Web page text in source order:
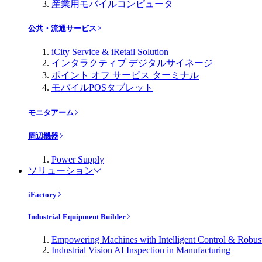
産業用モバイルコンピュータ
公共・流通サービス
iCity Service & iRetail Solution
インタラクティブ デジタルサイネージ
ポイント オフ サービス ターミナル
モバイルPOSタブレット
モニタアーム
周辺機器
Power Supply
ソリューション
iFactory
Industrial Equipment Builder
Empowering Machines with Intelligent Control &
Industrial Vision AI Inspection in Manufacturing